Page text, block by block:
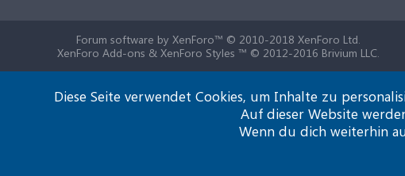
Forum software by XenForo™ © 2010-2018 XenForo Ltd.
XenForo Add-ons & XenForo Styles ™ © 2012-2016 Brivium LLC.
Diese Seite verwendet Cookies, um Inhalte zu
Auf dieser Website
Wenn du dich weiterhin